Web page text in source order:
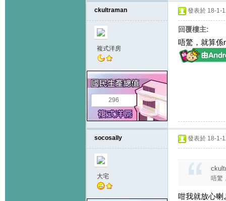
ckultraman
複式洋房
296
發表於 18-1-
回覆樓主:
唔驚，就算係
socosally
大宅
發表於 18-1-
唔驚
咁我就放心喇